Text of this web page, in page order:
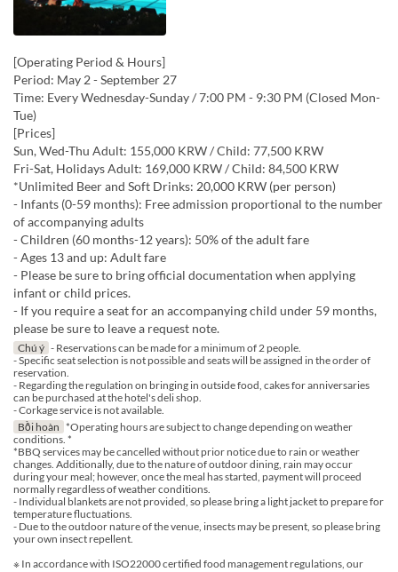
[Operating Period & Hours]
Period: May 2 - September 27
Time: Every Wednesday-Sunday / 7:00 PM - 9:30 PM (Closed Mon-
Tue)
[Prices]
Sun, Wed-Thu Adult: 155,000 KRW / Child: 77,500 KRW
Fri-Sat, Holidays Adult: 169,000 KRW / Child: 84,500 KRW
*Unlimited Beer and Soft Drinks: 20,000 KRW (per person)
- Infants (0-59 months): Free admission proportional to the number
of accompanying adults
- Children (60 months-12 years): 50% of the adult fare
- Ages 13 and up: Adult fare
- Please be sure to bring official documentation when applying
infant or child prices.
- If you require a seat for an accompanying child under 59 months,
please be sure to leave a request note.
Chú ý - Reservations can be made for a minimum of 2 people.
- Specific seat selection is not possible and seats will be assigned in the order of
reservation.
- Regarding the regulation on bringing in outside food, cakes for anniversaries
can be purchased at the hotel's deli shop.
- Corkage service is not available.
Bồi hoàn *Operating hours are subject to change depending on weather
conditions. *
*BBQ services may be cancelled without prior notice due to rain or weather
changes. Additionally, due to the nature of outdoor dining, rain may occur
during your meal; however, once the meal has started, payment will proceed
normally regardless of weather conditions.
- Individual blankets are not provided, so please bring a light jacket to prepare for
temperature fluctuations.
- Due to the outdoor nature of the venue, insects may be present, so please bring
your own insect repellent.
※ In accordance with ISO22000 certified food management regulations, our